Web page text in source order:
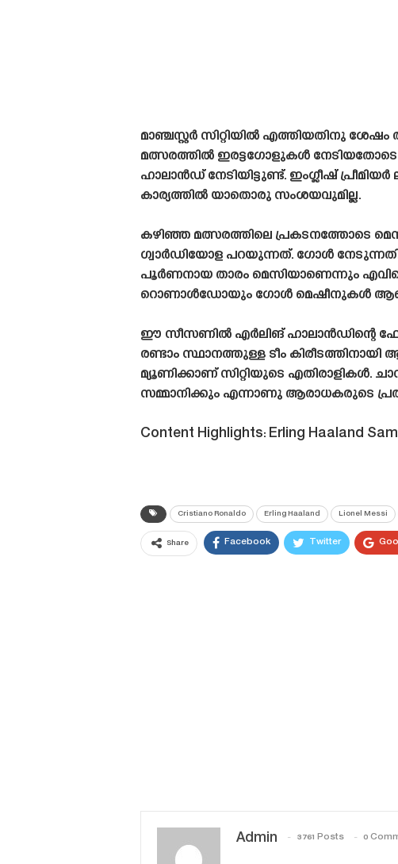
മാഞ്ചസ്റ്റർ സിറ്റിയിൽ എത്തിയതിനു
മത്സരത്തിൽ ഇരട്ടഗോളുകൾ
ഹാലാൻഡ് നേടിയിട്ടുണ്ട്. ഇംഗ്ലീഷ്
കാര്യത്തിൽ യാതൊരു സംശയവുമില്ല.
കഴിഞ്ഞ മത്സരത്തിലെ പ്രകടനത്തോടെ
ഗ്വാർഡിയോള പറയുന്നത്. ഗോൾ
പൂർണനായ താരം മെസിയാണെന്നും
റൊണാൾഡോയും ഗോൾ മെഷീനുകൾ
ഈ സീസണിൽ എർലിങ് ഹാലാൻഡിന്റെ ഫോം
രണ്ടാം സ്ഥാനത്തുള്ള ടീം
മ്യൂണിക്കാണ് സിറ്റിയുടെ എതിരാളികൾ.
സമ്മാനിക്കും എന്നാണു ആരാധകരുടെ
Content Highlights: Erling Haaland
Cristiano Ronaldo Erling Haaland Lionel Messi
Share Facebook Twitter
Admin 3761 Posts 0